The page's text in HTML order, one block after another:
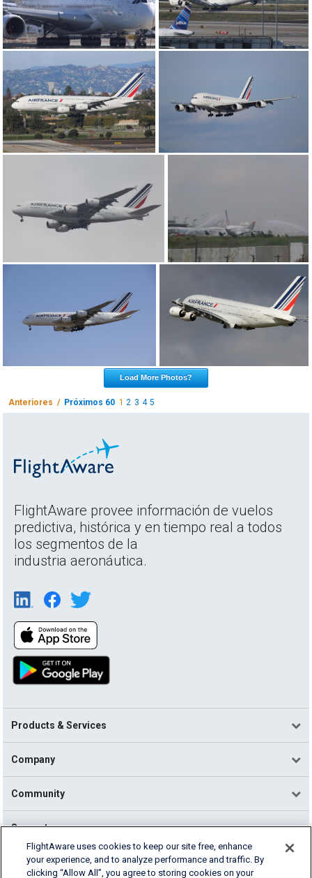
Load More Photos?
Anteriores / Próximos 60 12 3 4 5
FlightAware provee información de vuelos
predictiva, histórica y en tiempo real a todos
los segmentos de la
industria aeronáutica.
Products & Services
Company
Community
Support
English (USA)
FlightAware uses cookies to keep our site free, enhance
your experience, and to analyze performance and traffic. By
clicking “Allow All”, you agree to storing cookies on your